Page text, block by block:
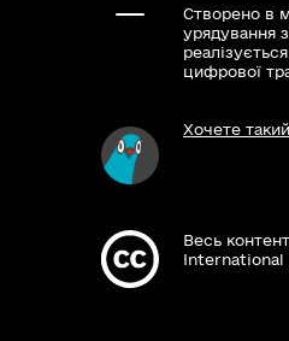
Створено в
урядування
цифрової
Хочете
Весь
International